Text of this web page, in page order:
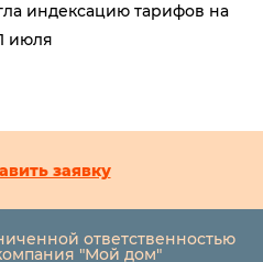
индексацию тарифов на
июля
заявку
ответственностью
"Мой дом"